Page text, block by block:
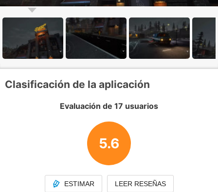
Clasificación de la aplicación
Evaluación de 17 usuarios
5.6
ESTIMAR LEER RESEÑAS